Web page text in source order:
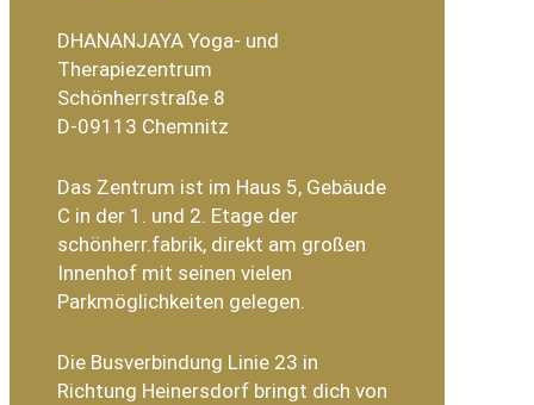
DHANANJAYA Yoga- und
Therapiezentrum
Schönherrstraße 8
D-09113 Chemnitz
Das Zentrum ist im Haus 5, Gebäude
C in der 1. und 2. Etage der
schönherr.fabrik, direkt am großen
Innenhof mit seinen vielen
Parkmöglichkeiten gelegen.
Die Busverbindung Linie 23 in
Richtung Heinersdorf bringt dich von